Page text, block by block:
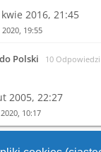
2016, 21:45
19:55
Polski
10
2005, 22:27
10:17